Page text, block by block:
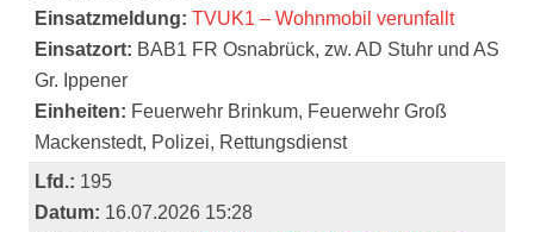
Einsatzmeldung: TVUK1 – Wohnmobil verunfallt
Einsatzort: BAB1 FR Osnabrück, zw. AD Stuhr und AS
Gr. Ippener
Einheiten: Feuerwehr Brinkum, Feuerwehr Groß
Mackenstedt, Polizei, Rettungsdienst
Lfd.: 195
Datum: 16.07.2026 15:28